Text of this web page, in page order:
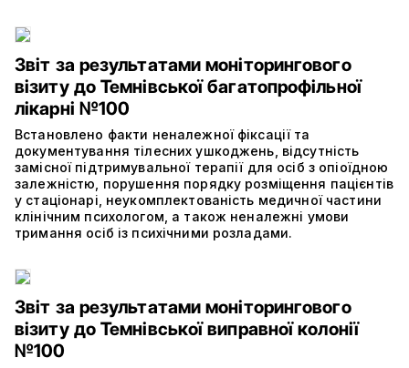
Звіт за результатами моніторингового
візиту до Темнівської багатопрофільної
лікарні №100
Встановлено факти неналежної фіксації та
документування тілесних ушкоджень, відсутність
замісної підтримувальної терапії для осіб з опіоїдною
залежністю, порушення порядку розміщення пацієнтів
у стаціонарі, неукомплектованість медичної частини
клінічним психологом, а також неналежні умови
тримання осіб із психічними розладами.
Звіт за результатами моніторингового
візиту до Темнівської виправної колонії
№100